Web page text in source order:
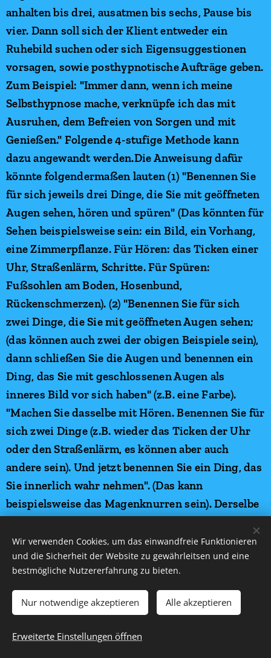
Wir verwenden Cookies, um das einwandfreie Funktionieren
und die Sicherheit der Website zu gewährleitsen und eine
bestmögliche Nutzererfahrung zu bieten.
Nur notwendige akzeptieren Alle akzeptieren
Erweiterte Einstellungen öffnen